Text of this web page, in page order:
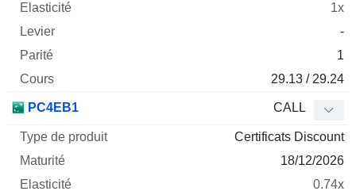
1x
-
1
29.13 / 29.24
PC4EB1 CALL
Certificats Discount
18/12/2026
0.74x